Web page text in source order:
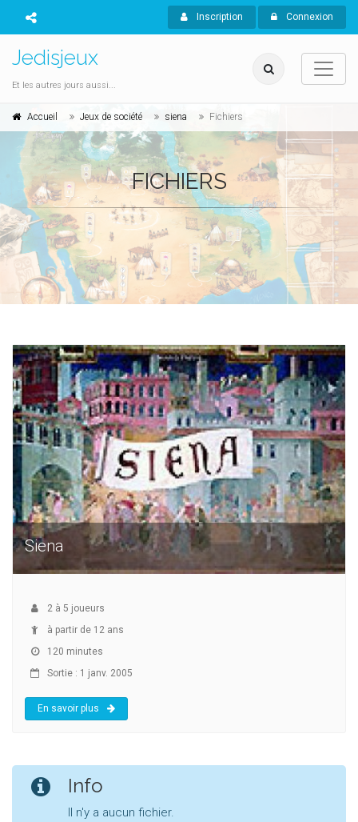
Inscription Connexion
Jedisjeux
Et les autres jours aussi...
Accueil Jeux de société siena Fichiers
FICHIERS
Siena
2 à 5 joueurs
à partir de 12 ans
120 minutes
Sortie : 1 janv. 2005
En savoir plus
Info
Il n'y a aucun fichier.